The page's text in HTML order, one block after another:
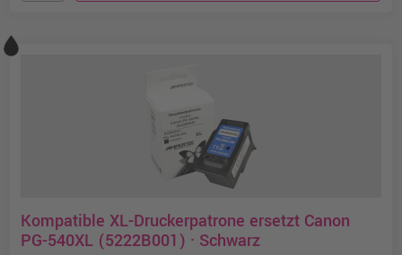
Kompatible XL-Druckerpatrone ersetzt Canon
PG-540XL (5222B001) · Schwarz